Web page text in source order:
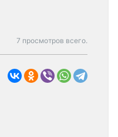
7 просмотров всего.